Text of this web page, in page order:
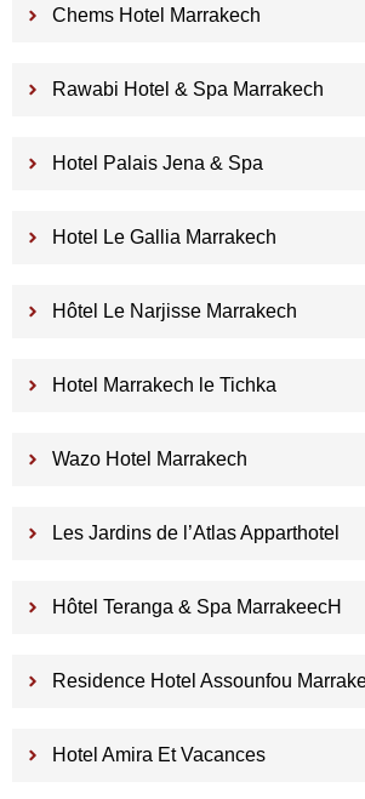
Chems Hotel Marrakech
Rawabi Hotel & Spa Marrakech
Hotel Palais Jena & Spa
Hotel Le Gallia Marrakech
Hôtel Le Narjisse Marrakech
Hotel Marrakech le Tichka
Wazo Hotel Marrakech
Les Jardins de l’Atlas Apparthotel
Hôtel Teranga & Spa MarrakeecH
Residence Hotel Assounfou
Hotel Amira Et Vacances